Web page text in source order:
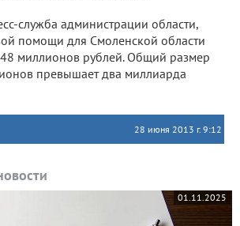
служба администрации области,
помощи для Смоленской области
48 миллионов рублей. Общий размер
превышает два миллиарда
28 июня 2013 г. 9:12
01.11.2025